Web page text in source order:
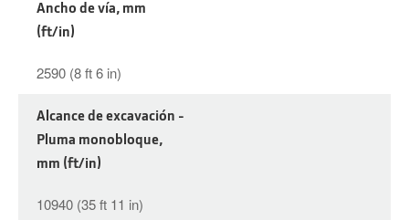
Ancho de vía, mm
(ft/in)
2590 (8 ft 6 in)
Alcance de excavación -
Pluma monobloque,
mm (ft/in)
10940 (35 ft 11 in)